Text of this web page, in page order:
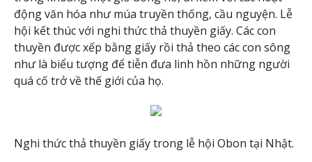
động văn hóa như múa truyền thống, cầu nguyện. Lễ
hội kết thúc với nghi thức thả thuyền giấy. Các con
thuyền được xếp bằng giấy rồi thả theo các con sông
như là biểu tượng để tiễn đưa linh hồn những người
quá cố trở về thế giới của họ.
Nghi thức thả thuyền giấy trong lễ hội Obon tại Nhật.